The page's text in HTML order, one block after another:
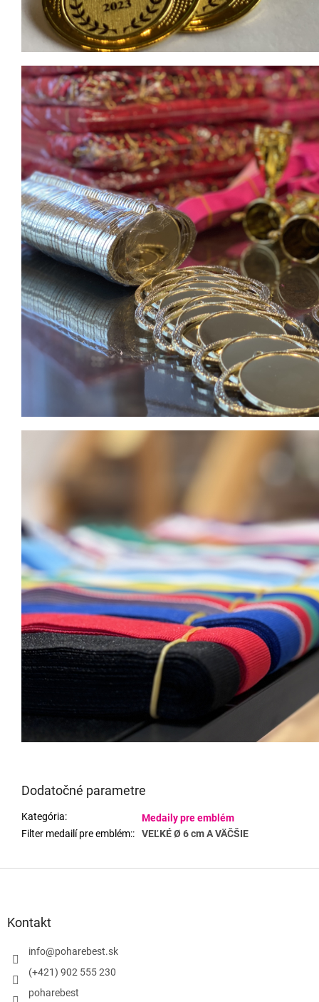
Dodatočné parametre
Kategória:
Medaily pre emblém
Filter medailí pre emblém:: VEĽKÉ Ø 6 cm A VÄČŠIE
Kontakt
info@poharebest.sk
(+421) 902 555 230
poharebest